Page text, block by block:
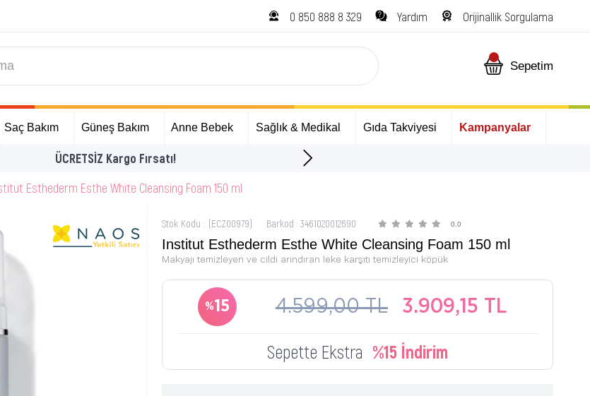
0 850 888 8 329 Yardım Orijinallik Sorgulama
Sepetim
Saç Bakım Güneş Bakım Anne Bebek Sağlık & Medikal Gıda Takviyesi Kampanyalar
İlk Alışverişinize Özel Hediyeler
Esthederm Esthe White Cleansing Foam 150 ml
Stok Kodu (ECZ00979) Barkod : 3461020012690 0.0
Institut Esthederm Esthe White Cleansing Foam 150 ml
Makyajı temizleyen ve cildi arındıran leke karşıtı temizleyici köpük
15 4.599,00 TL 3.909,15 TL
Sepette Ekstra %15 İndirim